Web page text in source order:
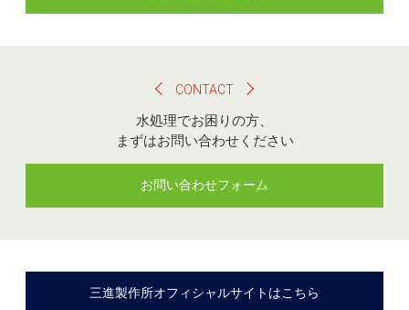
CONTACT
水処理でお困りの方、
まずはお問い合わせください
お問い合わせフォーム
三進製作所オフィシャルサイトはこちら